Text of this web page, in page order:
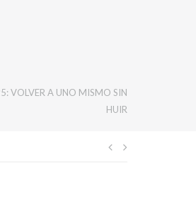
VOLVER A UNO MISMO SIN
HUIR
Navegación